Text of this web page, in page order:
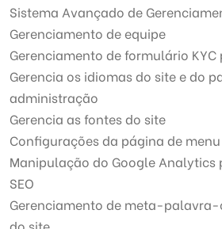
Sistema Avançado de
Gerenciamento de equipe
Gerenciamento de formulário KYC
Gerencia os idiomas do site e do
administração
Gerencia as fontes do site
Configurações da página de
Manipulação do Google Analytics
SEO
Gerenciamento de meta-palavra-